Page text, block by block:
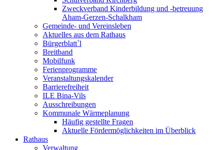
Zweckverband Kinderbildung und -betreuung
Aham-Gerzen-Schalkham
Gemeinde- und Vereinsleben
Aktuelles aus dem Rathaus
Bürgerblatt`l
Breitband
Mobilfunk
Ferienprogramme
Veranstaltungskalender
Barrierefreiheit
ILE Bina-Vils
Ausschreibungen
Kommunale Wärmeplanung
Häufig gestellte Fragen
Aktuelle Fördermöglichkeiten im Überblick
Rathaus
Verwaltung